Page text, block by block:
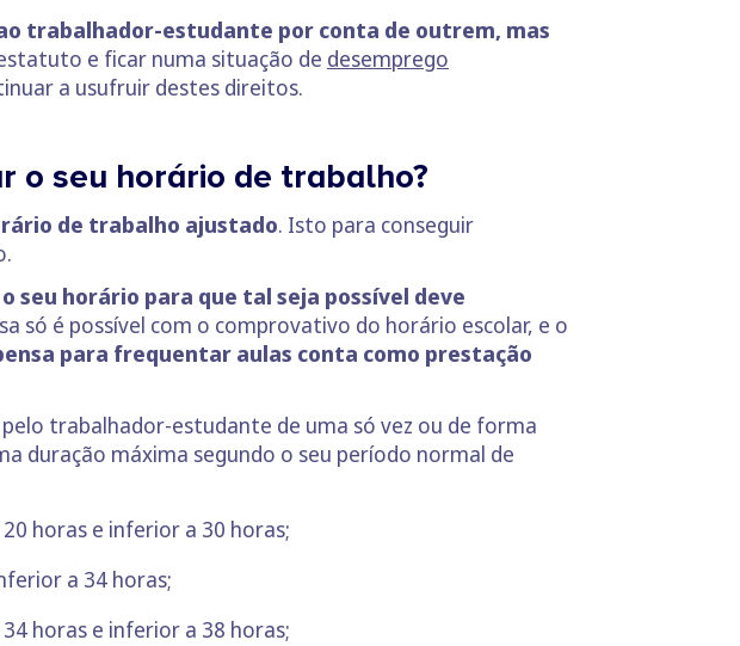
trabalhador-estudante por conta de outrem, mas
e ficar numa situação de desemprego
a usufruir destes direitos.
o seu horário de trabalho?
de trabalho ajustado. Isto para conseguir
seu horário para que tal seja possível deve
só é possível com o comprovativo do horário escolar, e o
para frequentar aulas conta como prestação
trabalhador-estudante de uma só vez ou de forma
duração máxima segundo o seu período normal de
horas e inferior a 30 horas;
a 34 horas;
horas e inferior a 38 horas;